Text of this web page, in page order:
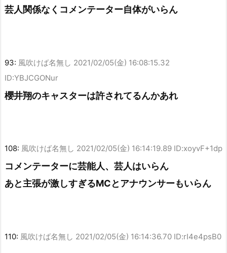
芸人関係なくコメンテーター自体がいらん
93: 風吹けば名無し 2021/02/05(金) 16:08:15.32
ID:YBJCGONur
櫻井翔のキャスターは許されてるんかあれ
108: 風吹けば名無し 2021/02/05(金) 16:14:19.89 ID:xoyvF+1dp
コメンテーターに芸能人、芸人はいらん
あと主張が激しすぎるMCとアナウンサーもいらん
110: 風吹けば名無し 2021/02/05(金) 16:14:36.70 ID:rI4e4psB0